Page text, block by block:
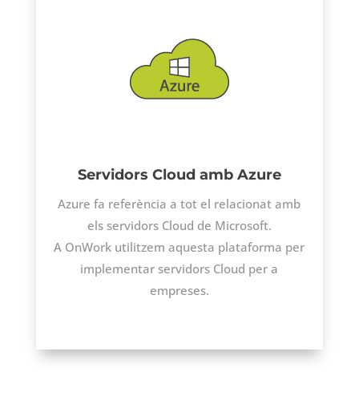
Servidors Cloud amb Azure
Azure fa referència a tot el relacionat amb
els servidors Cloud de Microsoft.
A OnWork utilitzem aquesta plataforma per
implementar servidors Cloud per a
empreses.